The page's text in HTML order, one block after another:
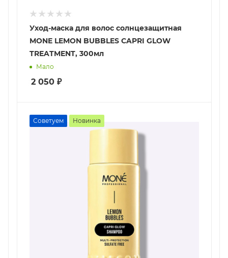
Уход-маска для волос солнцезащитная
MONE LEMON BUBBLES CAPRI GLOW
TREATMENT, 300мл
Мало
2 050 ₽
Советуем Новинка